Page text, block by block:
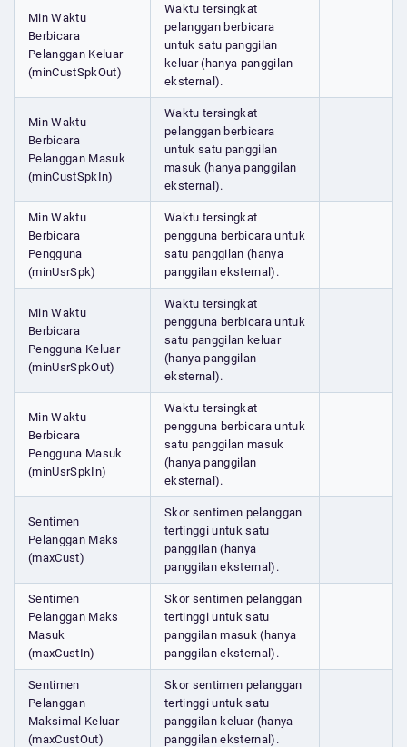
Min Waktu
Berbicara
Pelanggan Keluar
(minCustSpkOut)
Waktu tersingkat
pelanggan berbicara
untuk satu panggilan
keluar (hanya panggilan
eksternal).
Min Waktu
Berbicara
Pelanggan Masuk
(minCustSpkIn)
Waktu tersingkat
pelanggan berbicara
untuk satu panggilan
masuk (hanya panggilan
eksternal).
Min Waktu
Berbicara
Pengguna
(minUsrSpk)
Waktu tersingkat
pengguna berbicara untuk
satu panggilan (hanya
panggilan eksternal).
Min Waktu
Berbicara
Pengguna Keluar
(minUsrSpkOut)
Waktu tersingkat
pengguna berbicara untuk
satu panggilan keluar
(hanya panggilan
eksternal).
Min Waktu
Berbicara
Pengguna Masuk
(minUsrSpkIn)
Waktu tersingkat
pengguna berbicara untuk
satu panggilan masuk
(hanya panggilan
eksternal).
Sentimen
Pelanggan Maks
(maxCust)
Skor sentimen pelanggan
tertinggi untuk satu
panggilan (hanya
panggilan eksternal).
Sentimen
Pelanggan Maks
Masuk
(maxCustIn)
Skor sentimen pelanggan
tertinggi untuk satu
panggilan masuk (hanya
panggilan eksternal).
Sentimen
Pelanggan
Maksimal Keluar
(maxCustOut)
Skor sentimen pelanggan
tertinggi untuk satu
panggilan keluar (hanya
panggilan eksternal).